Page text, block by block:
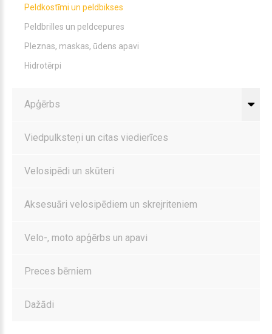
Peldkostīmi un peldbikses
Peldbrilles un peldcepures
Pleznas, maskas, ūdens apavi
Hidrotērpi
Apģērbs
Viedpulksteņi un citas viedierīces
Velosipēdi un skūteri
Aksesuāri velosipēdiem un skrejriteniem
Velo-, moto apģērbs un apavi
Preces bērniem
Dažādi